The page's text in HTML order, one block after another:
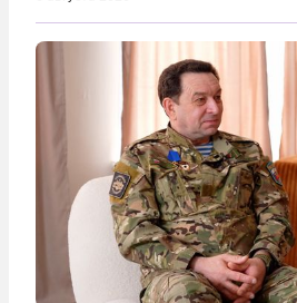
прохождения TRIPP
связать Азербайджан и